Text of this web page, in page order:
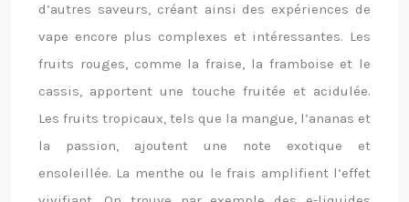
d’autres saveurs, créant ainsi des expériences de
vape encore plus complexes et intéressantes. Les
fruits rouges, comme la fraise, la framboise et le
cassis, apportent une touche fruitée et acidulée.
Les fruits tropicaux, tels que la mangue, l’ananas et
la passion, ajoutent une note exotique et
ensoleillée. La menthe ou le frais amplifient l’effet